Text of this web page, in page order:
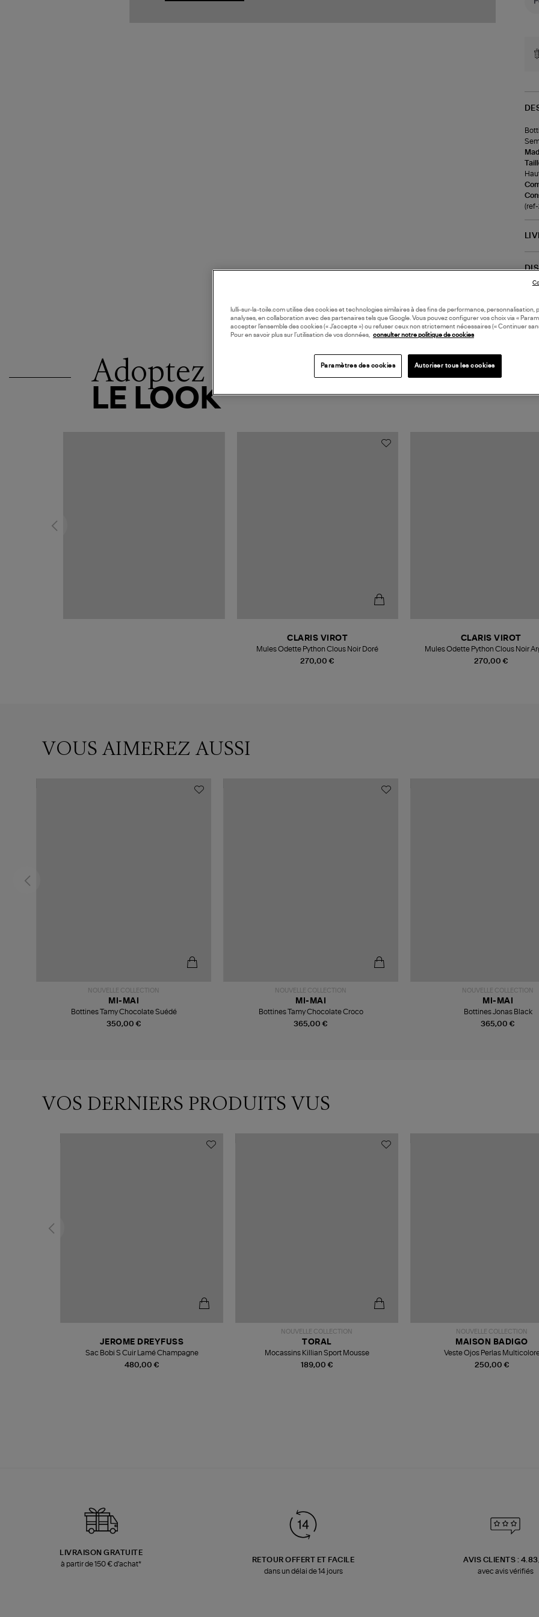
(ref-
Adoptez
LE LOOK
270,00 €
CLARIS VIROT
Mules Odette Python Clous Noir Doré
270,00 €
CLARIS VIROT
Mules Odette Python Clous Noir
VOUS AIMEREZ AUSSI
NOUVELLE COLLECTION
350,00 €
MI-MAI
Bottines Tamy Chocolate Suédé
NOUVELLE COLLECTION
365,00 €
MI-MAI
Bottines Tamy Chocolate Croco
NOUVELLE COLLECTION
365,00 €
MI-MAI
Bottines Jonas Black
VOS DERNIERS PRODUITS VUS
480,00 €
JEROME DREYFUSS
Sac Bobi S Cuir Lamé Champagne
NOUVELLE COLLECTION
189,00 €
TORAL
Mocassins Killian Sport Mousse
NOUVELLE COLLECTION
250,00 €
MAISON BADIGO
Veste Ojos Perlas
LIVRAISON GRATUITE
à partir de 150 € d'achat*
RETOUR OFFERT ET FACILE
dans un délai de 14 jours
AVIS CLIENTS :
avec avis vérifiés
lulli-sur-la-toile.com utilise des cookies et technologies similaires à des fins de performance, personnalisation,
analyses, en collaboration avec des partenaires tels que Google. Vous pouvez configurer vos choix via «
accepter l’ensemble des cookies (« J’accepte ») ou refuser ceux non strictement nécessaires (« Continuer
Pour en savoir plus sur l’utilisation de vos données, consulter notre politique de cookies
Paramètres des cookies Autoriser tous les cookies